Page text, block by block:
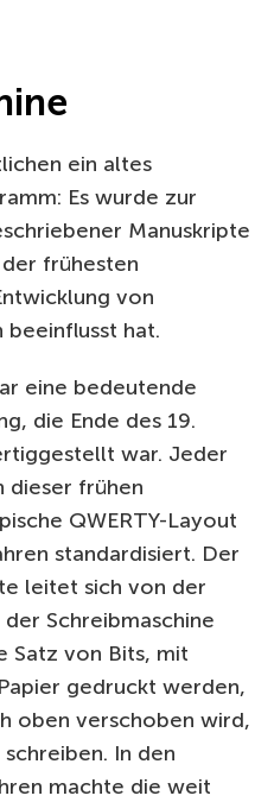
ein altes
Es wurde zur
Manuskripte
frühesten
von
hat.
eine bedeutende
die Ende des 19.
war. Jeder
dieser frühen
QWERTY-Layout
standardisiert. Der
leitet sich von der
Schreibmaschine
Satz von Bits, mit
gedruckt werden,
oben verschoben wird,
In den
machte die weit